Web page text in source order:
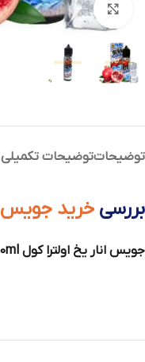
بزرگنمایی تصویر
توضیحاتتوضیحات تکمیلی
بررسی خرید جویس
جویس انار یخ اولترا کول Ultra Cool Pomegranate Ice 60ml